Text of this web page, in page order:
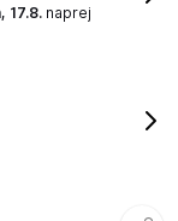
17.8. naprej